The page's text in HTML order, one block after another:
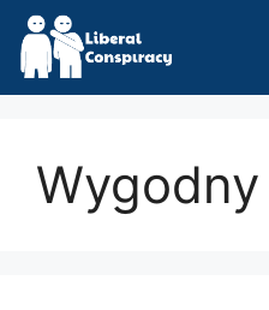
Skip
content
Wygodny